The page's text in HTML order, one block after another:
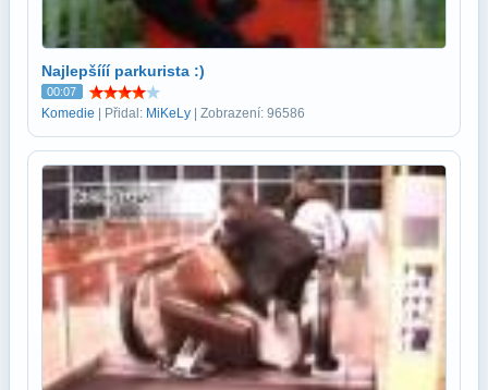
Najlepšííí parkurista :)
00:07
Komedie | Přidal: MiKeLy | Zobrazení: 96586